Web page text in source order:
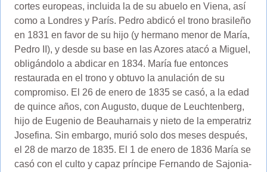
cortes europeas, incluida la de su abuelo en Viena, así
como a Londres y París. Pedro abdicó el trono brasileño
en 1831 en favor de su hijo (y hermano menor de María,
Pedro II), y desde su base en las Azores atacó a Miguel,
obligándolo a abdicar en 1834. María fue entonces
restaurada en el trono y obtuvo la anulación de su
compromiso. El 26 de enero de 1835 se casó, a la edad
de quince años, con Augusto, duque de Leuchtenberg,
hijo de Eugenio de Beauharnais y nieto de la emperatriz
Josefina. Sin embargo, murió solo dos meses después,
el 28 de marzo de 1835. El 1 de enero de 1836 María se
casó con el culto y capaz príncipe Fernando de Sajonia-